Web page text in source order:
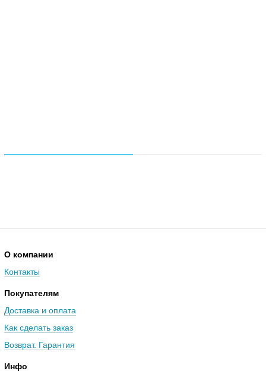
О компании
Контакты
Покупателям
Доставка и оплата
Как сделать заказ
Возврат. Гарантия
Инфо